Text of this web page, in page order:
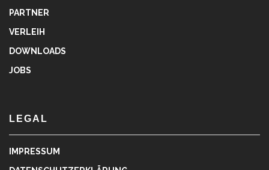
PARTNER
VERLEIH
DOWNLOADS
JOBS
LEGAL
IMPRESSUM